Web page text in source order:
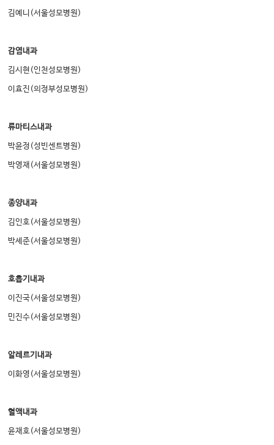
김예니 (서울성모병원)
감염내과
김시현 (인천성모병원)
이효진 (의정부성모병원)
류마티스내과
박윤정 (성빈센트병원)
박영재 (서울성모병원)
종양내과
김인호(서울성모병원)
박세준(서울성모병원)
호흡기내과
이진국(서울성모병원)
민진수(서울성모병원)
알레르기내과
이화영 (서울성모병원)
혈액내과
윤재호(서울성모병원)